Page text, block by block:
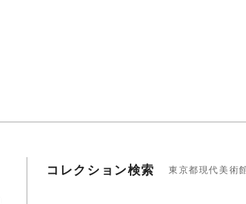
コレクション検索 東京都現代美術